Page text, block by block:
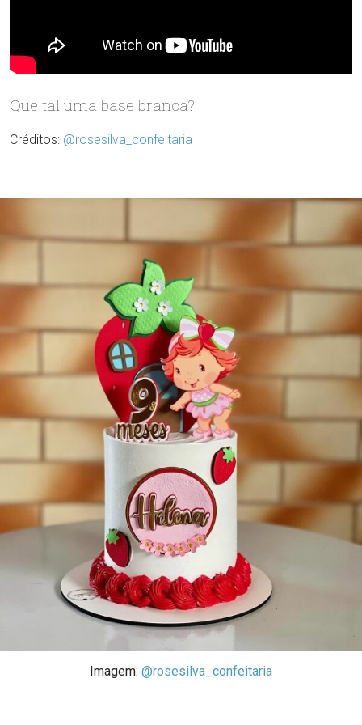
Que tal uma base branca?
Créditos: @rosesilva_confeitaria
Imagem: @rosesilva_confeitaria